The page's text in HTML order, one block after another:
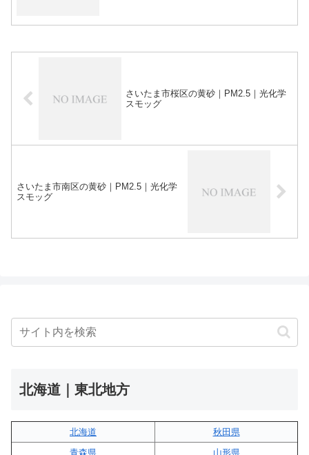
さいたま市桜区の黄砂｜PM2.5｜光化学
スモッグ
さいたま市南区の黄砂｜PM2.5｜光化学
スモッグ
北海道｜東北地方
北海道
秋田県
青森県
山形県